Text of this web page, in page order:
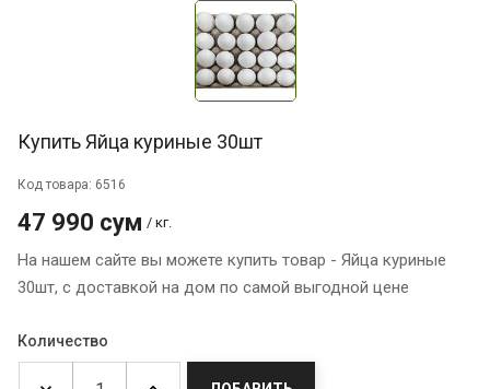
Купить Яйца куриные 30шт
Код товара: 6516
47 990 сум / кг.
На нашем сайте вы можете купить товар - Яйца куриные
30шт, с доставкой на дом по самой выгодной цене
Количество